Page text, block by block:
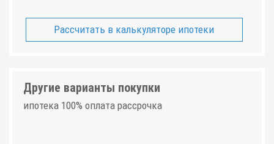
Рассчитать в калькуляторе ипотеки
Другие варианты покупки
ипотека 100% оплата рассрочка